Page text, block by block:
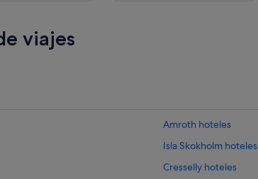
viajes
Amroth hoteles
Isla Skokholm hoteles
Cresselly hoteles